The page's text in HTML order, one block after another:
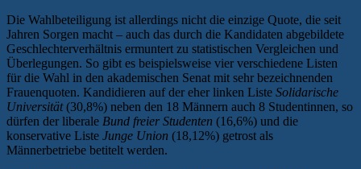
Die Wahlbeteiligung ist allerdings nicht die einzige Quote, die seit
Jahren Sorgen macht – auch das durch die Kandidaten abgebildete
Geschlechterverhältnis ermuntert zu statistischen Vergleichen und
Überlegungen. So gibt es beispielsweise vier verschiedene Listen
für die Wahl in den akademischen Senat mit sehr bezeichnenden
Frauenquoten. Kandidieren auf der eher linken Liste Solidarische
Universität(30,8%) neben den 18 Männern auch 8 Studentinnen, so
dürfen der liberale Bund freier Studenten (16,6%) und die
konservative Liste Junge Union (18,12%) getrost als
Männerbetriebe betitelt werden.